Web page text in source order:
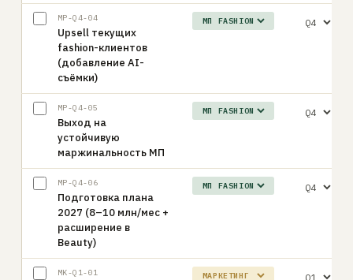
MP-Q4-04
Upsell текущих
fashion-клиентов
(добавление AI-
съёмки)
MP-Q4-05
Выход на
устойчивую
маржинальность МП
MP-Q4-06
Подготовка плана
2027 (8–10 млн/мес +
расширение в
Beauty)
MK-Q1-01